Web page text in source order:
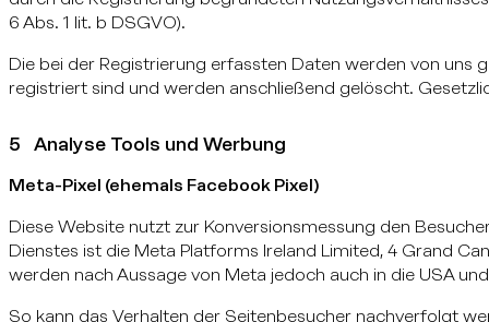
6 Abs. 1 lit. b DSGVO).
Die bei der Registrierung erfassten Daten werden von uns
registriert sind und werden anschließend gelöscht.
5 Analyse Tools und Werbung
Meta-Pixel (ehemals Facebook Pixel)
Diese Website nutzt zur Konversionsmessung den
Dienstes ist die Meta Platforms Ireland Limited, 4 Grand
werden nach Aussage von Meta jedoch auch in die USA
So kann das Verhalten der Seitenbesucher nachverfolgt